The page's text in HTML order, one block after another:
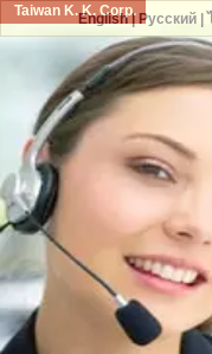
Taiwan K. K. Corp.
English| Русский|